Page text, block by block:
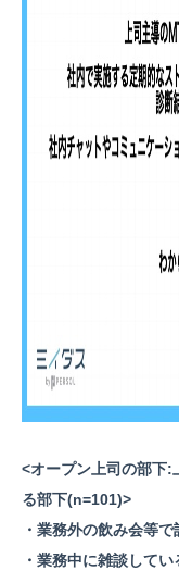
<オープン上司の部下:
る部下(n=101)>
・業務外の飲み会等
・業務中に雑談して